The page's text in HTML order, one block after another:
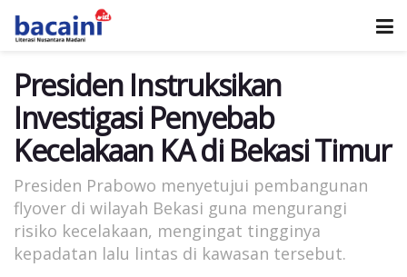
Presiden Instruksikan
Investigasi Penyebab
Kecelakaan KA di Bekasi Timur
Presiden Prabowo menyetujui pembangunan
flyover di wilayah Bekasi guna mengurangi
risiko kecelakaan, mengingat tingginya
kepadatan lalu lintas di kawasan tersebut.